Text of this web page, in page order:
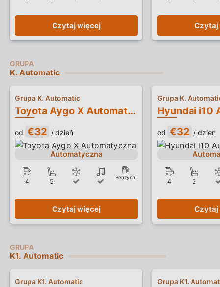
Czytaj więcej Czytaj
K. Automatic
Toyota Aygo X Automatyczna
Grupa K. Automatic
od €32 / dzień
Automatyczna
4 5
Benzyna
Czytaj więcej
Grupa K.
od €32 / dzień
4 5
Czytaj
K1. Automatic
Grupa K1. Automatic Grupa K1.